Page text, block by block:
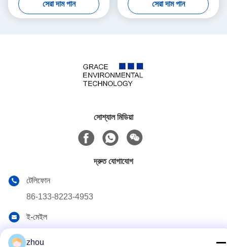
সেরা দাম পান সেরা দাম পান
সোশ্যাল মিডিয়া
দ্রুত যোগাযোগ
টেলিফোন
86-133-8223-4953
ই-মেইল
zhou